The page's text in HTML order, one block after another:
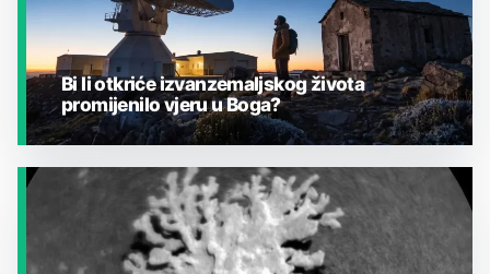
JESTE LI ZNALI?
Bi li otkriće izvanzemaljskog života
promijenilo vjeru u Boga?